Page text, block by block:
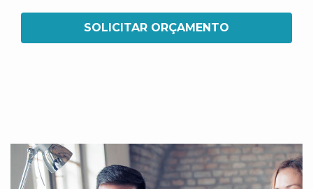
SOLICITAR ORÇAMENTO